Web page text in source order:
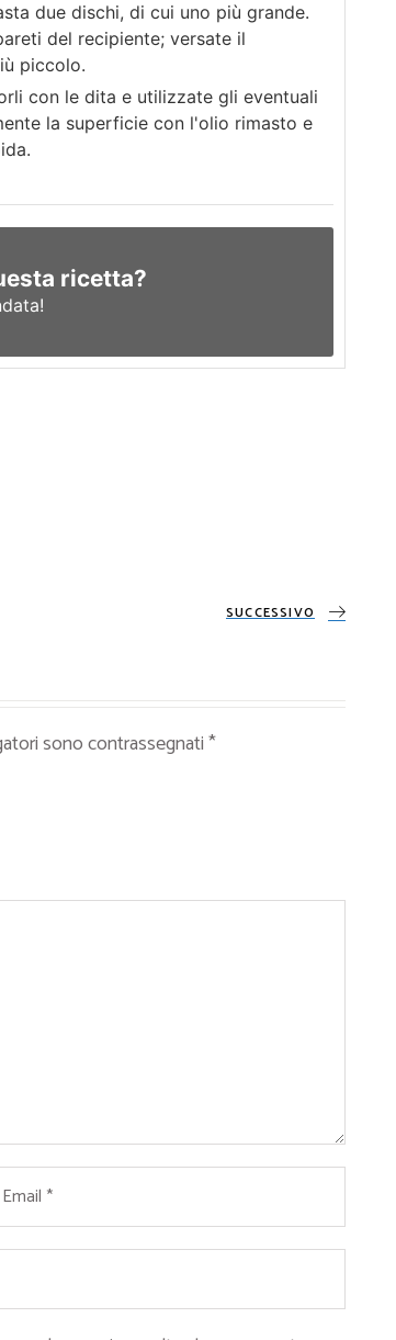
due dischi, di cui uno più grande.
del recipiente; versate il
piccolo.
con le dita e utilizzate gli eventuali
la superficie con l'olio rimasto e
ricetta?
SUCCESSIVO
sono contrassegnati*